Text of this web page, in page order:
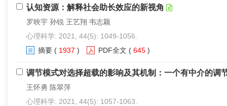
认知资源：解释社会助长效应的新视角
罗映宇 孙锐 王艺翔 韦志颖
心理科学. 2021, 44(5): 1049-1056.
摘要 ( 1937 ) PDF全文 ( 645 )
调节模式对选择超载的影响及其机制：一个有中介的调
王怀勇 陈翠萍
心理科学. 2021, 44(5): 1057-1063.